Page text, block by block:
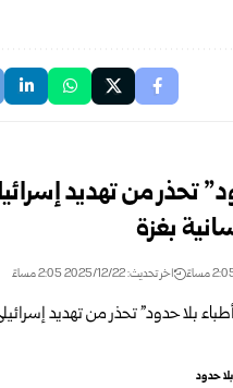
تحذر من تهديد
بغزة
اخر تحديث: 2025/12/22 2:05 مساءً
حدود